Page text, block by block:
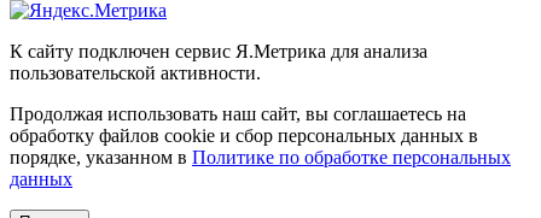
К сайту подключен сервис Я.Метрика для анализа
пользовательской активности.
Продолжая использовать наш сайт, вы соглашаетесь на
обработку файлов cookie и сбор персональных данных в
порядке, указанном в Политике по обработке персональных
данных